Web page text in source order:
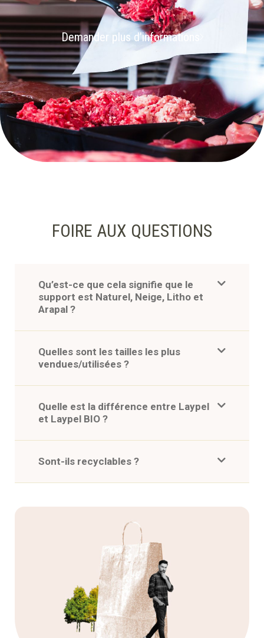
Demander plus d’informations
FOIRE AUX QUESTIONS
Qu’est-ce que cela signifie que le
support est Naturel, Neige, Litho et
Arapal ?
Quelles sont les tailles les plus
vendues/utilisées ?
Quelle est la différence entre Laypel
et Laypel BIO ?
Sont-ils recyclables ?